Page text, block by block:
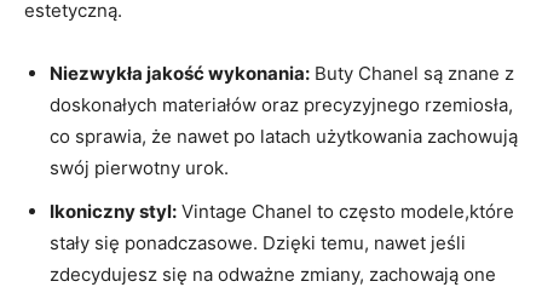
estetyczną.
Niezwykła jakość wykonania: Buty Chanel są znane z
doskonałych materiałów oraz precyzyjnego rzemiosła,
co sprawia, że nawet po latach użytkowania zachowują
swój pierwotny urok.
Ikoniczny styl: Vintage Chanel to często modele,które
stały się ponadczasowe. Dzięki temu, nawet jeśli
zdecydujesz się na odważne zmiany, zachowają one